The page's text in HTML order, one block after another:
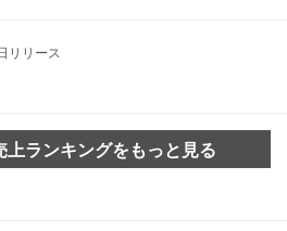
リリース
上ランキングをもっと見る